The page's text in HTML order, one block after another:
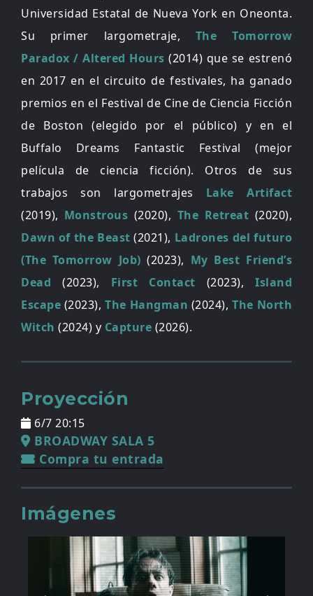
Universidad Estatal de Nueva York en Oneonta.
Su primer largometraje, The Tomorrow
Paradox / Altered Hours (2014) que se estrenó
en 2017 en el circuito de festivales, ha ganado
premios en el Festival de Cine de Ciencia Ficción
de Boston (elegido por el público) y en el
Buffalo Dreams Fantastic Festival (mejor
película de ciencia ficción). Otros de sus
trabajos son largometrajes Lake Artifact
(2019), Monstrous (2020), The Retreat (2020),
Dawn of the Beast (2021), Ladrones del futuro
(The Tomorrow Job) (2023), My Best Friend’s
Dead (2023), First Contact (2023), Island
Escape (2023),The Hangman (2024),The North
Witch (2024) y Capture (2026).
Proyección
6/7 20:15
BROADWAY SALA 5
Compra tu entrada
Imágenes